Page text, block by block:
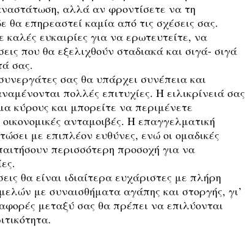
αλλά αν φροντίσετε να τη
θα επηρεαστεί καμία από τις σχέσεις σας.
καλές ευκαιρίες για να ερωτευτείτε, να
που θα εξελιχθούν σταδιακά και σιγά- σιγά
σας.
σας θα υπάρχει συνέπεια και
πολλές επιτυχίες. Η ειλικρίνειά σας
κύρους και μπορείτε να περιμένετε
ανταμοιβές. Η επαγγελματική
με επιπλέον ευθύνες, ενώ οι ομαδικές
περισσότερη προσοχή για να
θα είναι ιδιαίτερα ευχάριστες με πλήρη
με συναισθήματα αγάπης και στοργής, γι’
μεταξύ σας θα πρέπει να επιλύονται